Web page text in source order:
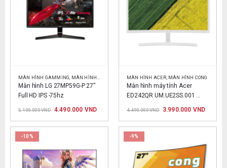
MÀN HÌNH GAMMING MÀN HÌNH IPS MÀN HÌNH LG
Màn hình LG 27MP59G-P 27”
Full HD IPS -75hz
5.100.000VND Giá
là:
5.100.000 VND.
4.490.000 VNDGiá
tại
là:
4.490.000 VND.
MÀN HÌNH ACER MÀN HÌNH CONG
Màn hình máy tính Acer
ED242QR UM.UE2SS.001
4.490.000VND Giá
là:
4.490.000 VND.
3.990.000 VNDGiá
tại
là:
-10% -9%